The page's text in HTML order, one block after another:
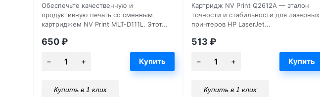
Обеспечьте качественную и
продуктивную печать со сменным
картриджем NV Print MLT-D111L. Этот...
650₽
Купить в 1 клик
Картридж NV Print Q2612A — эталон
точности и стабильности для лазерных
принтеров HP LaserJet...
513 ₽
Купить в 1 клик